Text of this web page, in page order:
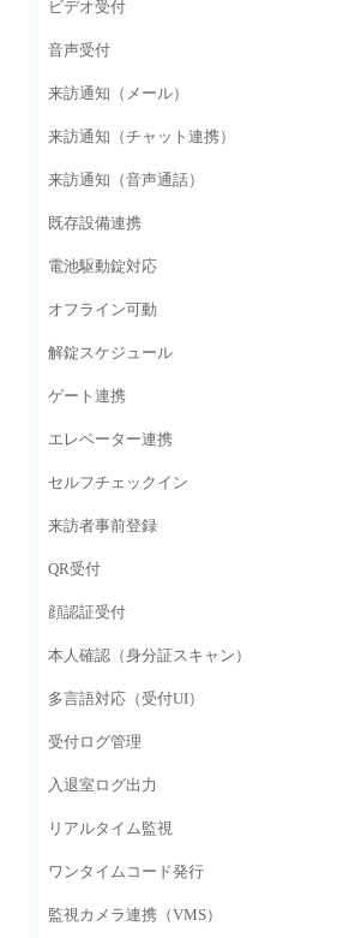
ビデオ受付
音声受付
来訪通知（メール）
来訪通知（チャット連携）
来訪通知（音声通話）
既存設備連携
電池駆動錠対応
オフライン可動
解錠スケジュール
ゲート連携
エレベーター連携
セルフチェックイン
来訪者事前登録
QR受付
顔認証受付
本人確認（身分証スキャン）
多言語対応（受付UI）
受付ログ管理
入退室ログ出力
リアルタイム監視
ワンタイムコード発行
監視カメラ連携（VMS）